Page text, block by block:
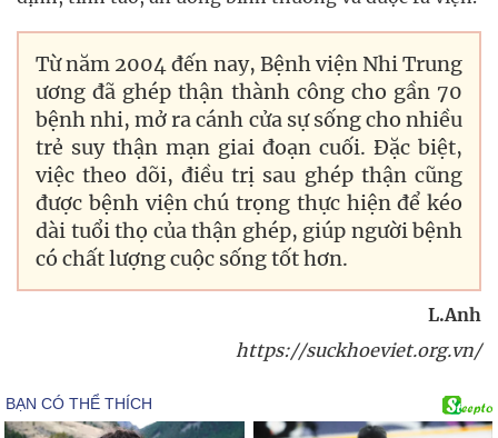
Từ năm 2004 đến nay, Bệnh viện Nhi Trung
ương đã ghép thận thành công cho gần 70
bệnh nhi, mở ra cánh cửa sự sống cho nhiều
trẻ suy thận mạn giai đoạn cuối. Đặc biệt,
việc theo dõi, điều trị sau ghép thận cũng
được bệnh viện chú trọng thực hiện để kéo
dài tuổi thọ của thận ghép, giúp người bệnh
có chất lượng cuộc sống tốt hơn.
L.Anh
https://suckhoeviet.org.vn/